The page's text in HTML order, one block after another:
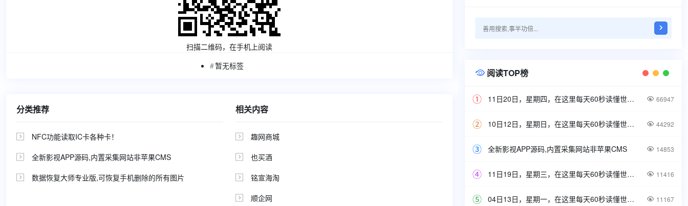
扫描二维码，在手机上阅读
暂无标签
分类推荐
 NFC功能读取IC卡各种卡！
 全新影视APP源码,内置采集网站非苹果CMS
 数据恢复大师专业版,可恢复手机删除的所有图片
相关内容
 趣网商城
 也买酒
 铭宣海淘
 顺企网
 阅读TOP榜
11日20日，星期四，在这里每天60秒读懂世界！  66947
10日12日，星期日，在这里每天60秒读懂世界！  44292
全新影视APP源码,内置采集网站非苹果CMS  14853
11日19日，星期三，在这里每天60秒读懂世界！  11416
04日13日，星期一，在这里每天60秒读懂世界！  11167